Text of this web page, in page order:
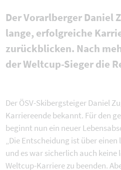
Der Vorarlberger Daniel
lange, erfolgreiche
zurückblicken. Nach
der Weltcup-Sieger die
Der ÖSV-Skibergsteiger Daniel
Karriereende bekannt. Für den
beginnt nun ein neuer
„Die Entscheidung ist über
und es war sicherlich auch
Weltcup-Karriere zu beenden.